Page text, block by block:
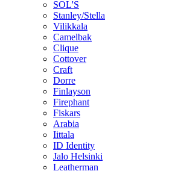
SOL'S
Stanley/Stella
Vilikkala
Camelbak
Clique
Cottover
Craft
Dorre
Finlayson
Firephant
Fiskars
Arabia
Iittala
ID Identity
Jalo Helsinki
Leatherman